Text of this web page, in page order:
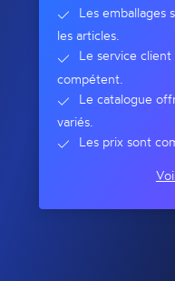
Les emballages
les articles.
Le service
compétent.
Le catalogue
variés.
Les prix sont